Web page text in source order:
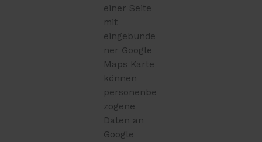
einer Seite
mit
eingebunde
ner Google
Maps Karte
können
personenbe
zogene
Daten an
Google